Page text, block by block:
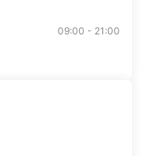
09:00 - 21:00